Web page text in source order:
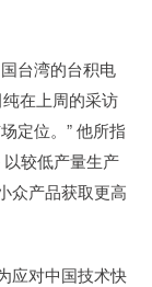
台湾的台积电
纯在上周的采访
定位。” 他所指
较低产量生产
众产品获取更高
对中国技术快